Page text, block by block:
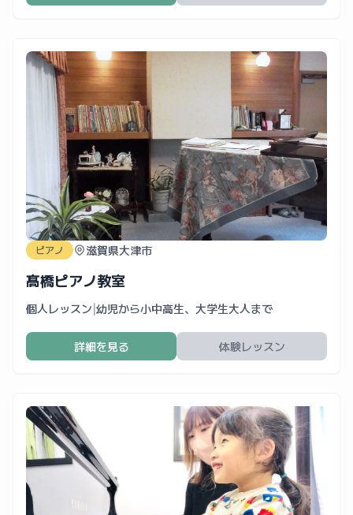
ピアノ 滋賀県大津市
髙橋ピアノ教室
個人レッスン|幼児から小中高生、大学生大人まで
詳細を見る 体験レッスン